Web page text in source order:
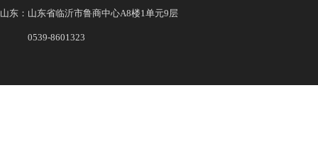
山东：山东省临沂市鲁商中心A8楼1单元9层
0539-8601323